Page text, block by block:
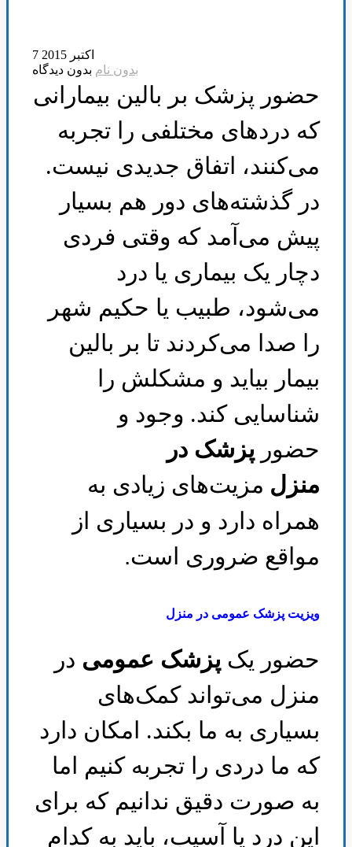
7 اکتبر 2015
بدون نام بدون دیدگاه
حضور پزشک بر بالین بیمارانی
که در‌دهای مختلفی را تجربه
می‌کنند، اتفاق جدیدی نیست.
در گذشته‌های دور هم بسیار
پیش می‌آمد که وقتی فردی
دچار یک بیماری یا درد
می‌شود، طبیب یا حکیم شهر
را صدا می‌کردند تا بر بالین
بیمار بیاید و مشکلش را
شناسایی کند. وجود و
حضور پزشک در
منزل مزیت‌های زیادی به
همراه دارد و در بسیاری از
مواقع ضروری است.
ویزیت پزشک عمومی در منزل
حضور یک پزشک عمومی در
منزل می‌تواند کمک‌های
بسیاری به ما بکند. امکان دارد
که ما دردی را تجربه کنیم اما
به صورت دقیق ندانیم که برای
این درد یا آسیب، باید به کدام